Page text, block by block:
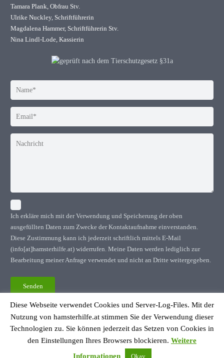
Tamara Plank, Obfrau Stv.
Ulrike Nuckley, Schriftführerin
Magdalena Hammer, Schriftführerin Stv.
Nina Lindl-Lode, Kassierin
Ich erkläre mich mit der Verwendung und Speicherung der oben
ausgefüllten Daten zum Zwecke der Kontaktaufnahme einverstanden.
Diese Zustimmung kann ich jederzeit schriftlich mittels E-Mail
(info[at]hamsterhilfe.at) widerrufen. Meine Daten werden lediglich zur
Bearbeitung meiner Anfrage verwendet und nicht an Dritte weitergegeben.
Datenschutzerklärung
Impressum
© Hamsterhilfe Österreich
Diese Webseite verwendet Cookies und Server-Log-Files. Mit der
Nutzung von hamsterhilfe.at stimmen Sie der Verwendung dieser
Technologien zu. Sie können jederzeit das Setzen von Cookies in
den Einstellungen Ihres Browsers blockieren. Weitere
Informationen
Okay